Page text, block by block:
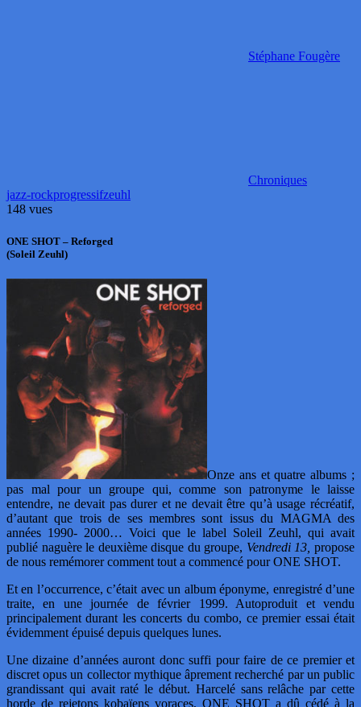
Stéphane Fougère
Chroniques
jazz-rockprogressifzeuhl
148 vues
ONE SHOT – Reforged
(Soleil Zeuhl)
Onze ans et quatre albums ;
pas mal pour un groupe qui, comme son patronyme le laisse
entendre, ne devait pas durer et ne devait être qu’à usage récréatif,
d’autant que trois de ses membres sont issus du MAGMA des
années 1990- 2000… Voici que le label Soleil Zeuhl, qui avait
publié naguère le deuxième disque du groupe, Vendredi 13, propose
de nous remémorer comment tout a commencé pour ONE SHOT.
Et en l’occurrence, c’était avec un album éponyme, enregistré d’une
traite, en une journée de février 1999. Autoproduit et vendu
principalement durant les concerts du combo, ce premier essai était
évidemment épuisé depuis quelques lunes.
Une dizaine d’années auront donc suffi pour faire de ce premier et
discret opus un collector mythique âprement recherché par un public
grandissant qui avait raté le début. Harcelé sans relâche par cette
horde de rejetons kobaïens voraces, ONE SHOT a dû cédé à la